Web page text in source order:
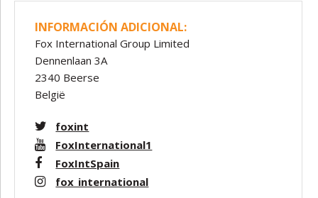
INFORMACIÓN ADICIONAL:
Fox International Group Limited
Dennenlaan 3A
2340 Beerse
België
foxint
FoxInternational1
FoxIntSpain
fox_international